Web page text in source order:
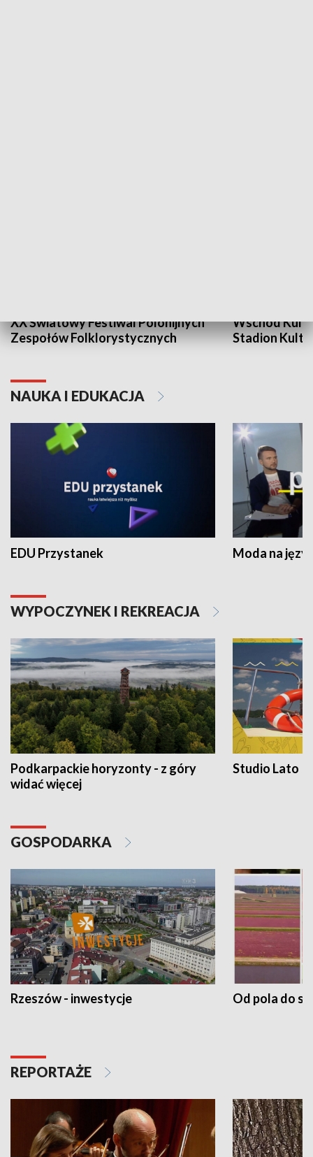
XX Światowy Festiwal Polonijnych
Zespołów Folklorystycznych
Wschód
Stadion
NAUKA I EDUKACJA
EDU Przystanek Moda na
WYPOCZYNEK I REKREACJA
Podkarpackie horyzonty - z góry
widać więcej
Studio Lato
GOSPODARKA
Rzeszów - inwestycje Od pola do
REPORTAŻE